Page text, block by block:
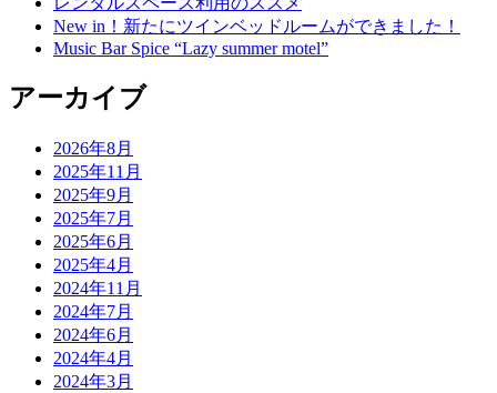
New in！新たにツインベッドルームができました！
Music Bar Spice “Lazy summer motel”
アーカイブ
2026年8月
2025年11月
2025年9月
2025年7月
2025年6月
2025年4月
2024年11月
2024年7月
2024年6月
2024年4月
2024年3月